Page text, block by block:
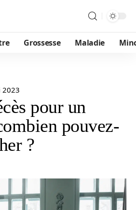
Grossesse Maladie
2023
pour un
pouvez-
?